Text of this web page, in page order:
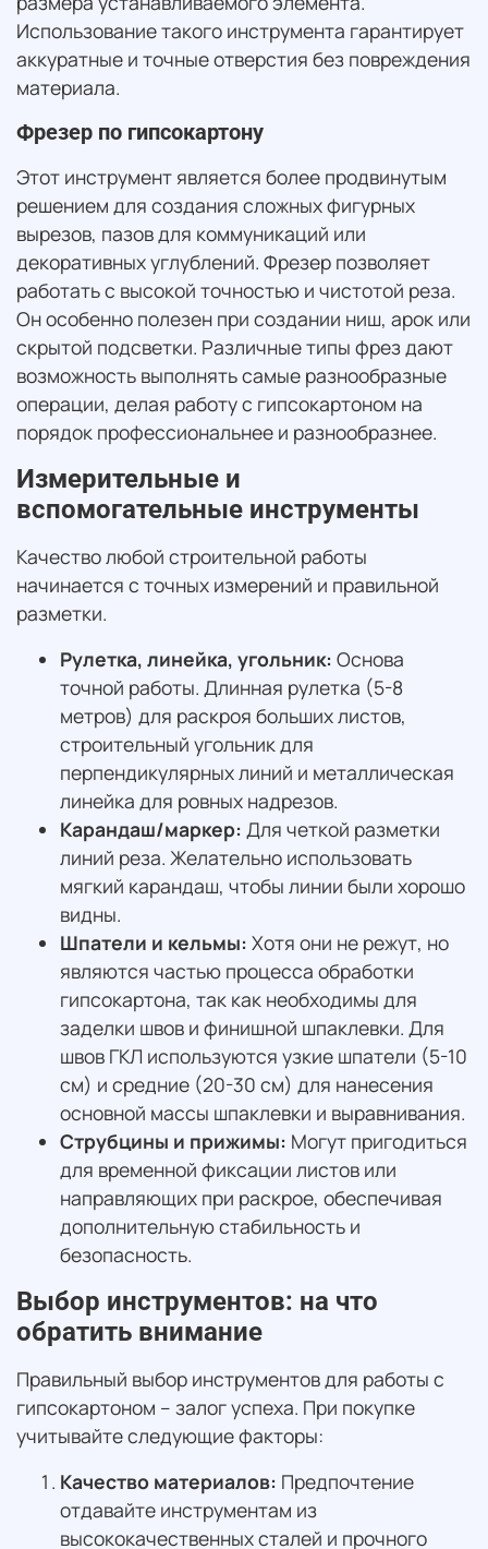
Использование такого инструмента гарантирует
аккуратные и точные отверстия без повреждения
материала.
Фрезер по гипсокартону
Этот инструмент является более продвинутым
решением для создания сложных фигурных
вырезов, пазов для коммуникаций или
декоративных углублений. Фрезер позволяет
работать с высокой точностью и чистотой реза.
Он особенно полезен при создании ниш, арок или
скрытой подсветки. Различные типы фрез дают
возможность выполнять самые разнообразные
операции, делая работу с гипсокартоном на
порядок профессиональнее и разнообразнее.
Измерительные и
вспомогательные инструменты
Качество любой строительной работы
начинается с точных измерений и правильной
разметки.
Рулетка, линейка, угольник: Основа
точной работы. Длинная рулетка (5-8
метров) для раскроя больших листов,
строительный угольник для
перпендикулярных линий и металлическая
линейка для ровных надрезов.
Карандаш/маркер: Для четкой разметки
линий реза. Желательно использовать
мягкий карандаш, чтобы линии были хорошо
видны.
Шпатели и кельмы: Хотя они не режут, но
являются частью процесса обработки
гипсокартона, так как необходимы для
заделки швов и финишной шпаклевки. Для
швов ГКЛ используются узкие шпатели (5-10
см) и средние (20-30 см) для нанесения
основной массы шпаклевки и выравнивания.
Струбцины и прижимы: Могут пригодиться
для временной фиксации листов или
направляющих при раскрое, обеспечивая
дополнительную стабильность и
безопасность.
Выбор инструментов: на что
обратить внимание
Правильный выбор инструментов для работы с
гипсокартоном – залог успеха. При покупке
учитывайте следующие факторы:
Качество материалов: Предпочтение
отдавайте инструментам из
высококачественных сталей и прочного